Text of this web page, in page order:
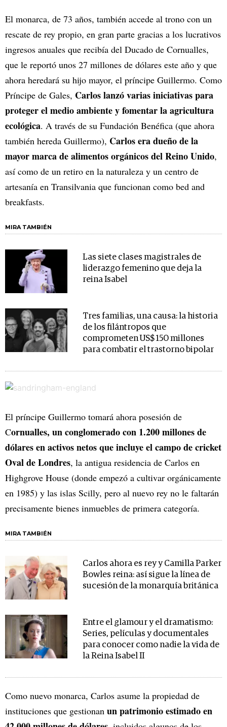
El monarca, de 73 años, también accede al trono con un
rescate de rey propio, en gran parte gracias a los lucrativos
ingresos anuales que recibía del Ducado de Cornualles,
que le reportó unos 27 millones de dólares este año y que
ahora heredará su hijo mayor, el príncipe Guillermo. Como
Príncipe de Gales, Carlos lanzó varias iniciativas para
proteger el medio ambiente y fomentar la agricultura
ecológica. A través de su Fundación Benéfica (que ahora
también hereda Guillermo), Carlos era dueño de la
mayor marca de alimentos orgánicos del Reino Unido,
así como de un retiro en la naturaleza y un centro de
artesanía en Transilvania que funcionan como bed and
breakfasts.
MIRA TAMBIÉN
Las siete clases magistrales de
liderazgo femenino que deja la
reina Isabel
Tres familias, una causa: la historia
de los filántropos que
comprometen US$ 150 millones
para combatir el trastorno bipolar
El príncipe Guillermo tomará ahora posesión de
Cornualles, un conglomerado con 1.200 millones de
dólares en activos netos que incluye el campo de cricket
Oval de Londres, la antigua residencia de Carlos en
Highgrove House (donde empezó a cultivar orgánicamente
en 1985) y las islas Scilly, pero al nuevo rey no le faltarán
precisamente bienes inmuebles de primera categoría.
MIRA TAMBIÉN
Carlos ahora es rey y Camilla Parker
Bowles reina: así sigue la línea de
sucesión de la monarquía británica
Entre el glamour y el dramatismo:
Series, películas y documentales
para conocer como nadie la vida de
la Reina Isabel II
Como nuevo monarca, Carlos asume la propiedad de
instituciones que gestionan un patrimonio estimado en